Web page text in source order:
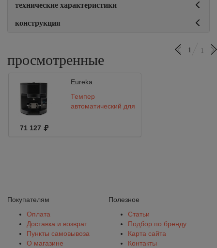
технические характеристики
конструкция
просмотренные
1 1
Eureka
Темпер
автоматический для ATOM Black
71 127
Покупателям
Оплата
Доставка и возврат
Пункты самовывоза
О магазине
Полезное
Статьи
Подбор по бренду
Карта сайта
Контакты